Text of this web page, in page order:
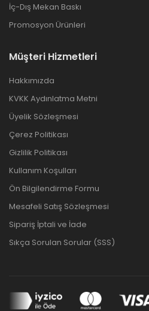
İç-Dış Mekan Baskı
Promosyon Ürünleri
Müşteri Hizmetleri
Hakkımızda
KVKK Aydınlatma Metni
Üyelik Sözleşmesi
Çerez Politikası
Gizlilik Politikası
Kullanım Koşulları
Ön Bilgilendirme Formu
Mesafeli Satış Sözleşmesi
Sipariş İptali ve İade
Sıkça Sorulan Sorular (SSS)